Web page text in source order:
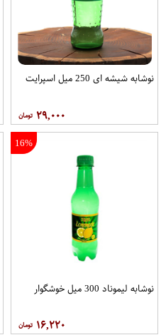
نوشابه شیشه ای 250 میل اسپرایت
۲۹,۰۰۰
16%
نوشابه لیموناد 300 میل خوشگوار
۱۶,۲۲۰